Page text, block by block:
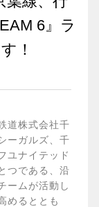
6』ラ
！
道株式会社千
ーガルズ、千
ユナイテッド
つである、沿
ームが活動し
めるととも